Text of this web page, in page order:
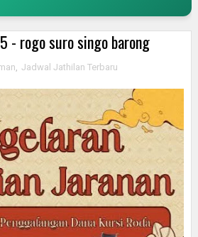
- rogo suro singo barong
Jadwal Jathilan Terbaru